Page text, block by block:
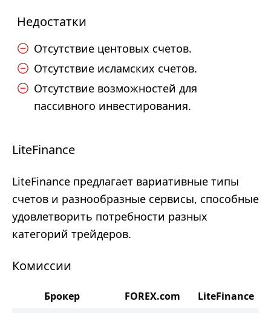
Недостатки
Отсутствие центовых счетов.
Отсутствие исламских счетов.
Отсутствие возможностей для
пассивного инвестирования.
LiteFinance
LiteFinance предлагает вариативные типы
счетов и разнообразные сервисы, способные
удовлетворить потребности разных
категорий трейдеров.
Комиссии
Брокер FOREX.com
LiteFinance